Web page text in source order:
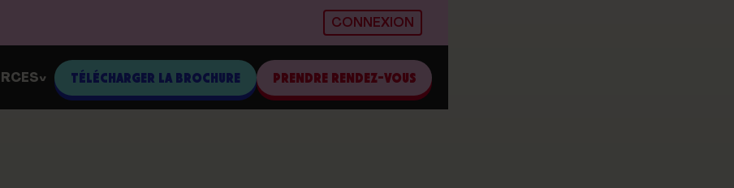
CONNEXION
> TÉLÉCHARGER LA BROCHURE PRENDRE RENDEZ-VOUS